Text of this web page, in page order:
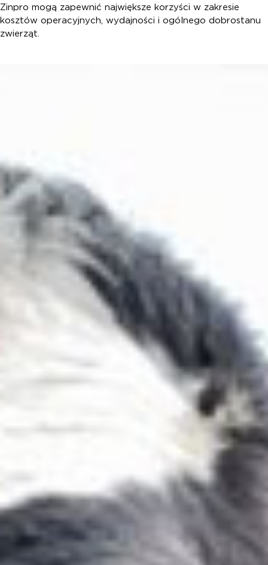
Zinpro mogą zapewnić największe korzyści w zakresie
kosztów operacyjnych, wydajności i ogólnego dobrostanu
zwierząt.